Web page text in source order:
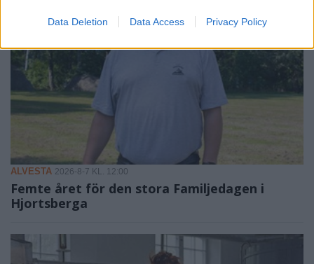
Data Deletion Data Access Privacy Policy
ALVESTA 2026-8-7 KL. 12:00
Femte året för den stora Familjedagen i
Hjortsberga